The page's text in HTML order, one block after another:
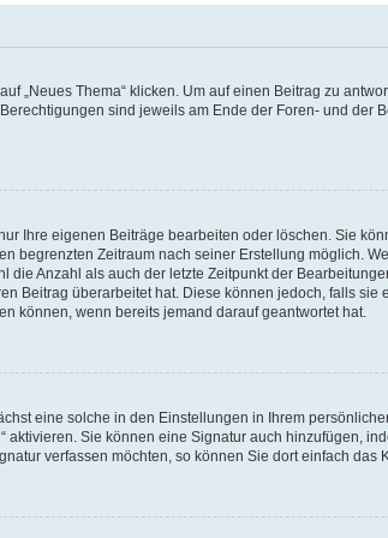
„Neues Thema“ klicken. Um auf einen Beitrag zu
sind jeweils am Ende der Foren- und der
Ihre eigenen Beiträge bearbeiten oder löschen. Sie
begrenzten Zeitraum nach seiner Erstellung möglich.
Anzahl als auch der letzte Zeitpunkt der
Beitrag überarbeitet hat. Diese können jedoch, falls
können, wenn bereits jemand darauf geantwortet hat.
eine solche in den Einstellungen in Ihrem
aktivieren. Sie können eine Signatur auch hinzufügen,
verfassen möchten, so können Sie dort einfach das